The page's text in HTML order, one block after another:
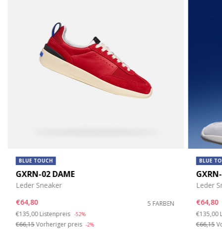
BLUE TOUCH
GXRN-02 DAME
Leder Sneaker
€64,80
5 FARBEN
Price reduced from
€135,00to
Listenpreis -52%
€66,15Vorheriger preis -2%
BLUE
Leder
€64,80
Price
€135,00
€66,15